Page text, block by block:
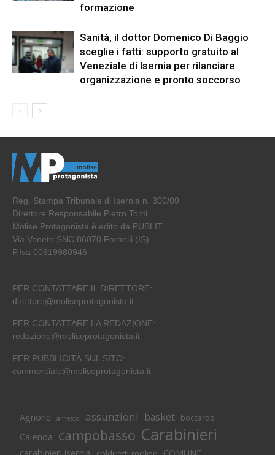
formazione
Sanità, il dottor Domenico Di Baggio
sceglie i fatti: supporto gratuito al
Veneziale di Isernia per rilanciare
organizzazione e pronto soccorso
Reg. Stampa Tribunale di Isernia n. 300/09
Direttore Responsabile Pietro Tonti
Molise Protagonista è edito da PUBLIT
Via Veneto SNC 86070 Fornelli (IS)
P.Iva 00919980946
PER CONTATTARE IL DIRETTORE:
direttore@moliseprotagonista.it
PER CONTATTARE LA REDAZIONE:
redazione@moliseprotagonista.it
PER PUBBLICITÀ SUL SITO:
commerciale@moliseprotagonista.it
Agnone arresto assunzioni basket boccardo
Calenda campobasso Carabinieri
carabinieri isernia